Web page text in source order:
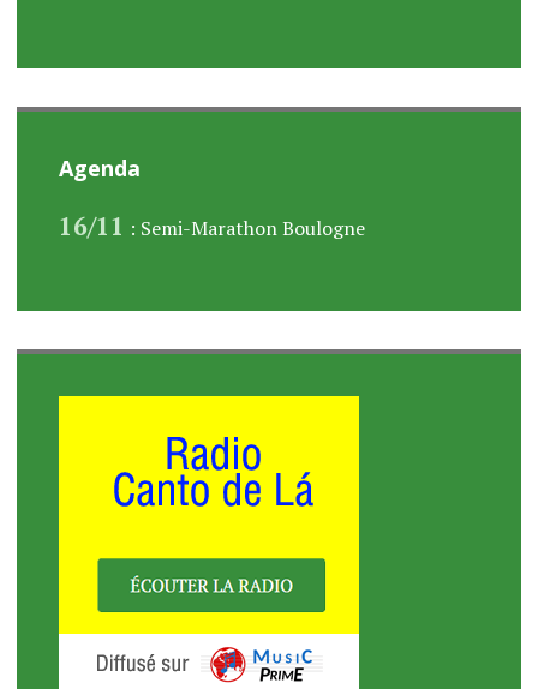
Agenda
16/11 : Semi-Marathon Boulogne